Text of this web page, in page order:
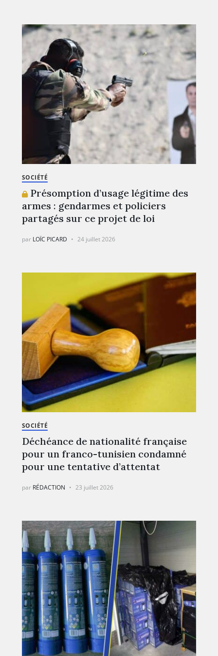
SOCIÉTÉ
Présomption d’usage légitime des
armes : gendarmes et policiers
partagés sur ce projet de loi
par LOÏC PICARD 24 juillet 2026
SOCIÉTÉ
Déchéance de nationalité française
pour un franco-tunisien condamné
pour une tentative d’attentat
par RÉDACTION 23 juillet 2026